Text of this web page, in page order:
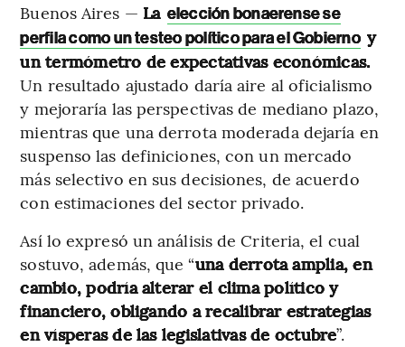
Buenos Aires — La elección bonaerense se
perfila como un testeo político para el Gobierno y
un termómetro de expectativas económicas.
Un resultado ajustado daría aire al oficialismo
y mejoraría las perspectivas de mediano plazo,
mientras que una derrota moderada dejaría en
suspenso las definiciones, con un mercado
más selectivo en sus decisiones, de acuerdo
con estimaciones del sector privado.
Así lo expresó un análisis de Criteria, el cual
sostuvo, además, que “una derrota amplia, en
cambio, podría alterar el clima político y
financiero, obligando a recalibrar estrategias
en vísperas de las legislativas de octubre”.